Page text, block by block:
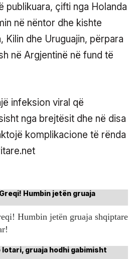
publikuara, çifti nga Holanda
në nëntor dhe kishte
Kilin dhe Uruguajin, përpara
në Argjentinë në fund të
infeksion viral që
nga brejtësit dhe në disa
komplikacione të rënda
Humbin jetën gruaja shqiptare